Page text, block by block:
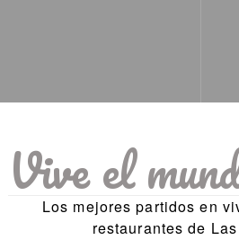
Vive el
Los mejores partidos en
restaurantes de